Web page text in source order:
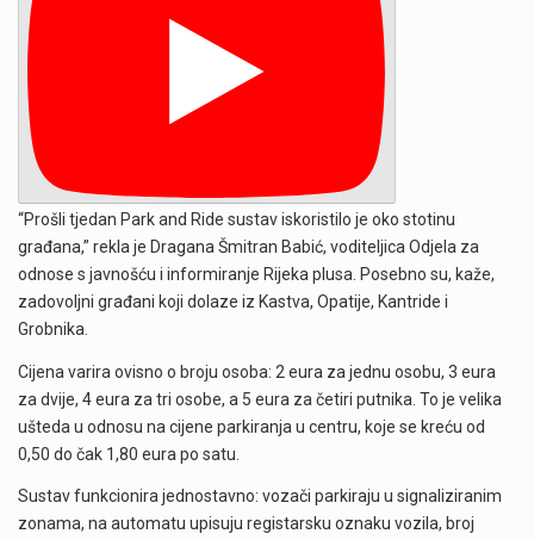
“Prošli tjedan Park and Ride sustav iskoristilo je oko stotinu
građana,” rekla je Dragana Šmitran Babić, voditeljica Odjela za
odnose s javnošću i informiranje Rijeka plusa. Posebno su, kaže,
zadovoljni građani koji dolaze iz Kastva, Opatije, Kantride i
Grobnika.
Cijena varira ovisno o broju osoba: 2 eura za jednu osobu, 3 eura
za dvije, 4 eura za tri osobe, a 5 eura za četiri putnika. To je velika
ušteda u odnosu na cijene parkiranja u centru, koje se kreću od
0,50 do čak 1,80 eura po satu.
Sustav funkcionira jednostavno: vozači parkiraju u signaliziranim
zonama, na automatu upisuju registarsku oznaku vozila, broj